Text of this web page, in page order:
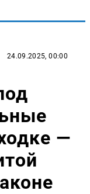
24.09.2025, 00:00
—